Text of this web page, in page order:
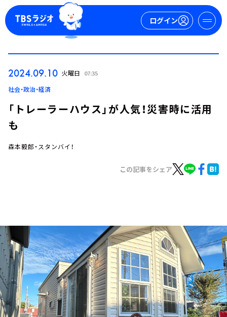
ログイン
お知らせ
イベント・グッズ
YouTube
会社情報
2024.09.10 火曜日 07:35
社会・政治・経済
「トレーラーハウス」が人気！災害時に活用
も
森本毅郎・スタンバイ！
この記事をシェア